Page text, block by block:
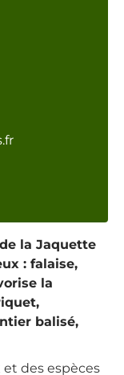
la Jaquette
: falaise,
la
balisé,
et des espèces